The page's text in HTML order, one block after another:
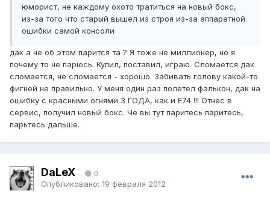
юморист, не каждому охото тратиться на новый бокс,
из-за того что старый вышел из строя из-за аппаратной
ошибки самой консоли
дак а че об этом парится та ? Я тоже не миллионер, но я
почему то не парюсь. Купил, поставил, играю. Сломается дак
сломается, не сломается - хорошо. Забивать голову какой-то
фигней не правильно. У меня один раз полетел фалькон, дак на
ошибку с красными огнями 3 ГОДА, как и Е74 !!! Отнес в
сервис, получил новый бокс. Че вы тут паритесь паритесь,
парьтесь дальше.
DaLeX 0
Опубликовано: 19 февраля 2012